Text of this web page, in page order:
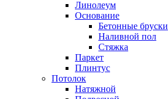
Линолеум
Основание
Бетонные бруски
Наливной пол
Стяжка
Паркет
Плинтус
Потолок
Натяжной